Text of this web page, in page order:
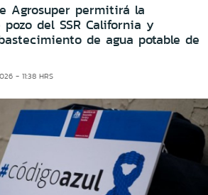
Agrosuper permitirá la
del SSR California y
de agua potable de
- 11:38 HRS